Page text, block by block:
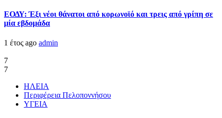
ΕΟΔΥ: Έξι νέοι θάνατοι από κορωνοϊό και τρεις από γρίπη σε
μία εβδομάδα
1 έτος ago admin
7
7
ΗΛΕΙΑ
Περιφέρεια Πελοποννήσου
ΥΓΕΙΑ